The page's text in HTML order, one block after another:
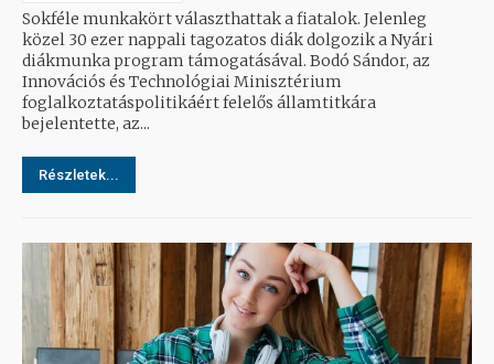
Sokféle munkakört választhattak a fiatalok. Jelenleg
közel 30 ezer nappali tagozatos diák dolgozik a Nyári
diákmunka program támogatásával. Bodó Sándor, az
Innovációs és Technológiai Minisztérium
foglalkoztatáspolitikáért felelős államtitkára
bejelentette, az...
Részletek...